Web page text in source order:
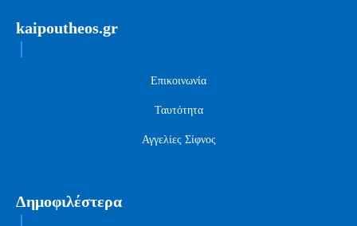
kaipoutheos.gr
Επικοινωνία
Ταυτότητα
Αγγελίες Σίφνος
Δημοφιλέστερα